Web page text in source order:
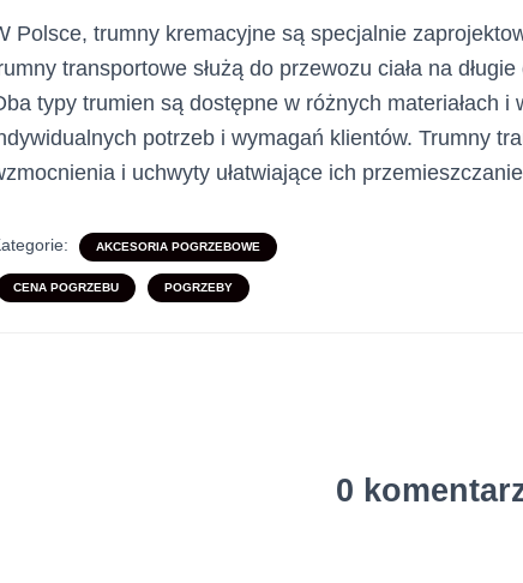
Polsce, trumny kremacyjne są specjalnie
transportowe służą do przewozu ciała na
typy trumien są dostępne w różnych materiałach
potrzeb i wymagań klientów. Trumny
i uchwyty ułatwiające ich
AKCESORIA POGRZEBOWE
CENA POGRZEBU POGRZEBY
0